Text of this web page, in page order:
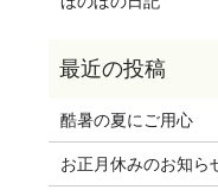
酷暑の夏にご用心
お正月休みのお知ら